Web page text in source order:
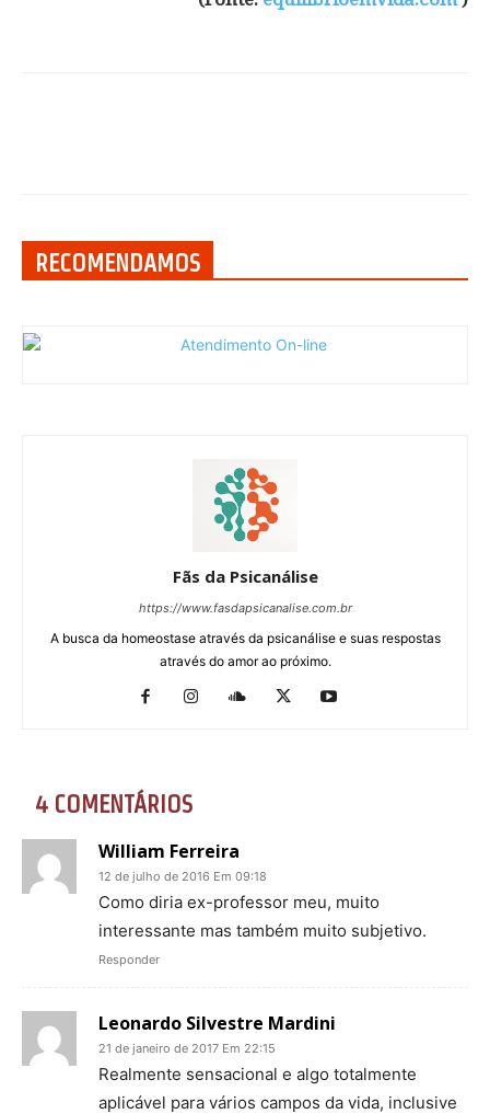
RECOMENDAMOS
Fãs da Psicanálise
https://www.fasdapsicanalise.com.br
A busca da homeostase através da psicanálise e suas respostas
através do amor ao próximo.
4 COMENTÁRIOS
William Ferreira
12 de julho de 2016 Em 09:18
Como diria ex-professor meu, muito
interessante mas também muito subjetivo.
Responder
Leonardo Silvestre Mardini
21 de janeiro de 2017 Em 22:15
Realmente sensacional e algo totalmente
aplicável para vários campos da vida, inclusive